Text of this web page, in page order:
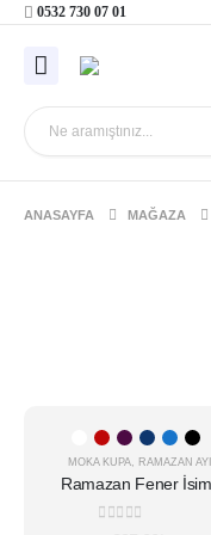
0532 730 07 01
ANASAYFA MAĞAZA
birden
varyasyonu
MOKA KUPA, RAMAZAN AYI
Ramazan Fener
Moka Kupa v1